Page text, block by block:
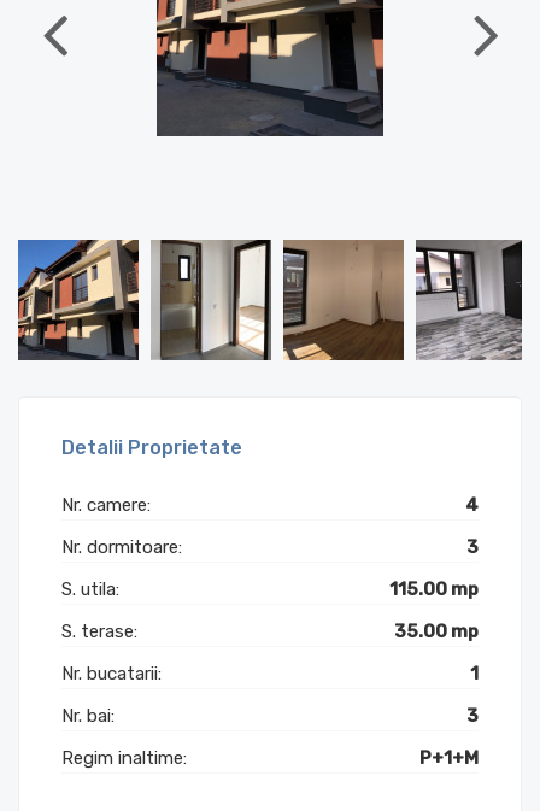
Detalii Proprietate
Nr. camere:
4
Nr. dormitoare:
3
S. utila:
115.00 mp
S. terase:
35.00 mp
Nr. bucatarii:
1
Nr. bai:
3
Regim inaltime:
P+1+M